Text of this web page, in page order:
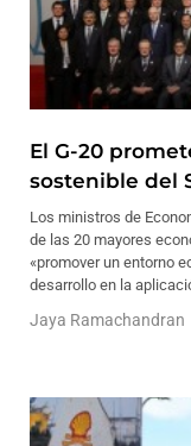
El G-20
sostenible del
Los ministros de
de las 20 mayores
«promover un entorno
desarrollo en la
Jaya Ramachandran